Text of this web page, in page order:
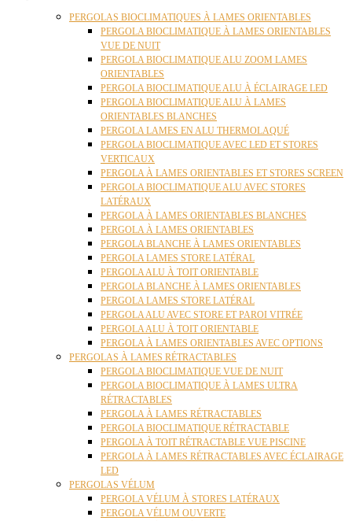
PERGOLAS BIOCLIMATIQUES À LAMES ORIENTABLES
PERGOLA BIOCLIMATIQUE À LAMES ORIENTABLES
VUE DE NUIT
PERGOLA BIOCLIMATIQUE ALU ZOOM LAMES
ORIENTABLES
PERGOLA BIOCLIMATIQUE ALU À ÉCLAIRAGE LED
PERGOLA BIOCLIMATIQUE ALU À LAMES
ORIENTABLES BLANCHES
PERGOLA LAMES EN ALU THERMOLAQUÉ
PERGOLA BIOCLIMATIQUE AVEC LED ET STORES
VERTICAUX
PERGOLA À LAMES ORIENTABLES ET STORES SCREEN
PERGOLA BIOCLIMATIQUE ALU AVEC STORES
LATÉRAUX
PERGOLA À LAMES ORIENTABLES BLANCHES
PERGOLA À LAMES ORIENTABLES
PERGOLA BLANCHE À LAMES ORIENTABLES
PERGOLA LAMES STORE LATÉRAL
PERGOLA ALU À TOIT ORIENTABLE
PERGOLA BLANCHE À LAMES ORIENTABLES
PERGOLA LAMES STORE LATÉRAL
PERGOLA ALU AVEC STORE ET PAROI VITRÉE
PERGOLA ALU À TOIT ORIENTABLE
PERGOLA À LAMES ORIENTABLES AVEC OPTIONS
PERGOLAS À LAMES RÉTRACTABLES
PERGOLA BIOCLIMATIQUE VUE DE NUIT
PERGOLA BIOCLIMATIQUE À LAMES ULTRA
RÉTRACTABLES
PERGOLA À LAMES RÉTRACTABLES
PERGOLA BIOCLIMATIQUE RÉTRACTABLE
PERGOLA À TOIT RÉTRACTABLE VUE PISCINE
PERGOLA À LAMES RÉTRACTABLES AVEC ÉCLAIRAGE
LED
PERGOLAS VÉLUM
PERGOLA VÉLUM À STORES LATÉRAUX
PERGOLA VÉLUM OUVERTE